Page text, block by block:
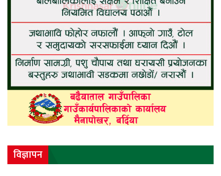
विज्ञापन